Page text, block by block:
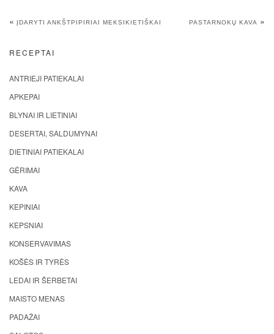
« ĮDARYTI ANKŠTPIPIRIAI MEKSIKIETIŠKAI PASTARNOKŲ KAVA »
RECEPTAI
ANTRIEJI PATIEKALAI
APKEPAI
BLYNAI IR LIETINIAI
DESERTAI, SALDUMYNAI
DIETINIAI PATIEKALAI
GĖRIMAI
KAVA
KEPINIAI
KEPSNIAI
KONSERVAVIMAS
KOŠĖS IR TYRĖS
LEDAI IR ŠERBETAI
MAISTO MENAS
PADAŽAI